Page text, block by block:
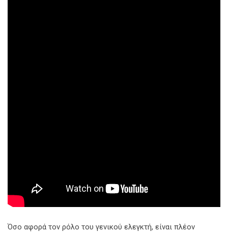
Όσο αφορά τον ρόλο του γενικού ελεγκτή, είναι πλέον